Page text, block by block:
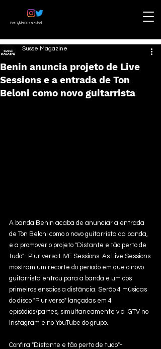
Por Sylvia Süssekind
Benin anuncia projeto de Live
Sessions e a entrada de Ton
Beloni como novo guitarrista
Susse Magazine
A banda Benin acaba de anunciar a entrada
de Ton Beloni como o novo guitarrista da banda,
e a promover o projeto "Distante e tão perto de
tudo"- Pluriverso LIVE Sessions. As Live Sessions
mostram um recorte do período em que o novo
guitarrista entrou para a banda e um dos
primeiros ensaios a distância. Serão 4 músicas
do disco "Pluriverso" lançadas em 4
episódios/partes, simultaneamente via IGTV no
Instagram e no YouTube do grupo.
Confira "Distante e tão perto de tudo"-